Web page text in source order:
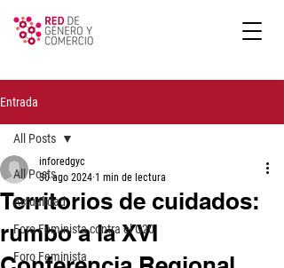
Entrada
All Posts
Actualidad
Foro Feminista contra el G20
Foro Feminista
All Posts
Territorios de cuidados:
rumbo a la XVI
inforedgyc
30 ago 2024 1 min de lectura